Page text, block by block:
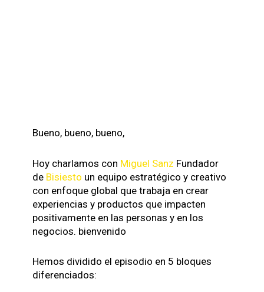
Bueno, bueno, bueno,
Hoy charlamos con Miguel Sanz Fundador
de Bisiesto un equipo estratégico y creativo
con enfoque global que trabaja en crear
experiencias y productos que impacten
positivamente en las personas y en los
negocios. bienvenido
Hemos dividido el episodio en 5 bloques
diferenciados: